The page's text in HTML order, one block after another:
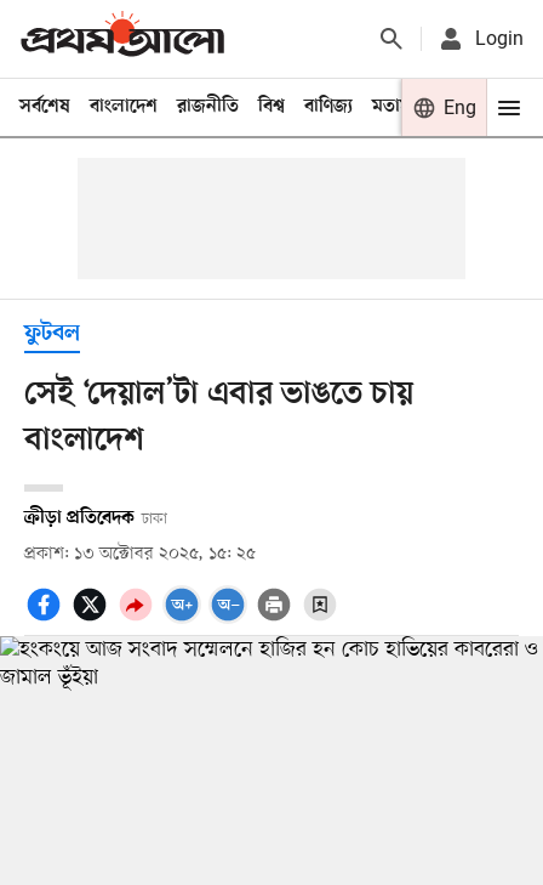
Login
সর্বশেষ বাংলাদেশ রাজনীতি বিশ্ব বাণিজ্য মতামত খেলা
Eng
ফুটবল
সেই ‘দেয়াল’টা এবার ভাঙতে চায়
বাংলাদেশ
ক্রীড়া প্রতিবেদক ঢাকা
প্রকাশ: ১৩ অক্টোবর ২০২৫, ১৫: ২৫